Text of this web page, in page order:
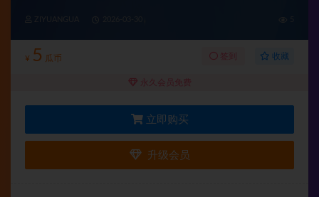
ZIYUANGUA
¥ 5 瓜币 签到 收藏
永久会员免费
立即购买
升级会员